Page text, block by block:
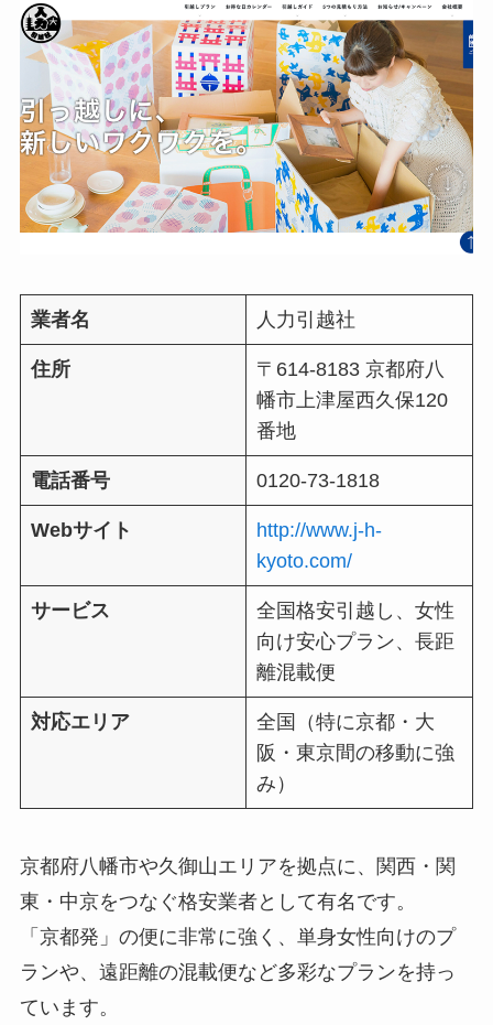
業者名 人力引越社
住所
〒614-8183 京都府八
幡市上津屋西久保120
番地
電話番号 0120-73-1818
Webサイト
http://www.j-h-
kyoto.com/
サービス
全国格安引越し、女性
向け安心プラン、長距
離混載便
対応エリア
全国（特に京都・大
阪・東京間の移動に強
み）
京都府八幡市や久御山エリアを拠点に、関西・関
東・中京をつなぐ格安業者として有名です。
「京都発」の便に非常に強く、単身女性向けのプ
ランや、遠距離の混載便など多彩なプランを持っ
ています。